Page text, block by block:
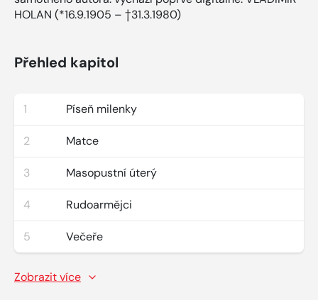
HOLAN (*16.9.1905 – †31.3.1980)
Přehled kapitol
1 Píseň milenky
2 Matce
3 Masopustní úterý
4 Rudoarmějci
5 Večeře
Zobrazit více